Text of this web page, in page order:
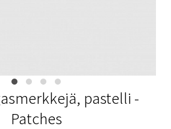
pastelli -
Patches